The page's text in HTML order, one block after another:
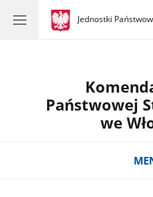
gov.pl
Jednostki
gov.pl
Jednostki
Państwowej
we